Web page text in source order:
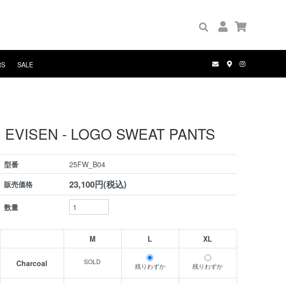
SALE
EVISEN - LOGO SWEAT PANTS
型番
25FW_B04
販売価格
23,100円(税込)
数量
M L XL
Charcoal 残りわずか 残りわずか